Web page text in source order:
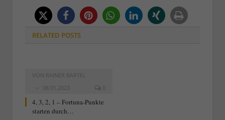
RELATED POSTS
VON RAINER BARTEL
08.01.2023
0
4, 3, 2, 1 – Fortuna-Punkte
starten durch…